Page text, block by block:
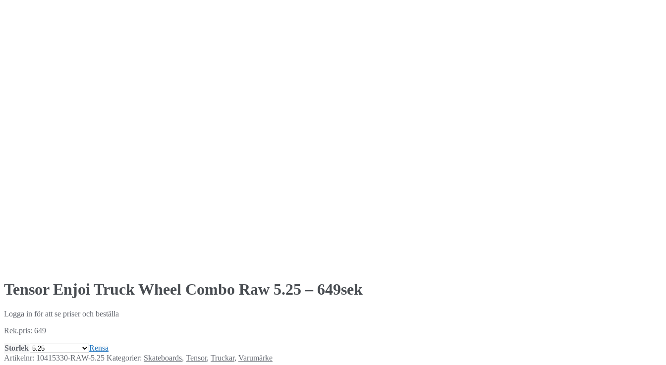
Tensor Enjoi Truck Wheel Combo Raw 5.25 – 649sek
Logga in för att se priser och beställa
Rek.pris: 649
Storlek
Rensa
Artikelnr: 10415330-RAW-5.25 Kategorier: Skateboards, Tensor, Truckar, Varumärke